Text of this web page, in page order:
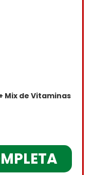
Mix de Vitaminas